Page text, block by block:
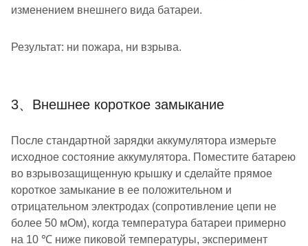
изменением внешнего вида батареи.
Результат: ни пожара, ни взрыва.
3、Внешнее короткое замыкание
После стандартной зарядки аккумулятора измерьте
исходное состояние аккумулятора. Поместите батарею
во взрывозащищенную крышку и сделайте прямое
короткое замыкание в ее положительном и
отрицательном электродах (сопротивление цепи не
более 50 мОм), когда температура батареи примерно
на 10 ℃ ниже пиковой температуры, эксперимент